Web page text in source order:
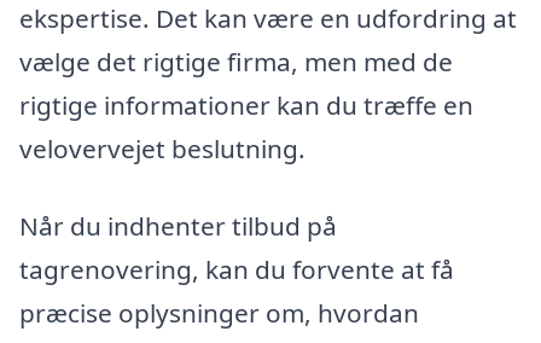
ekspertise. Det kan være en udfordring at
vælge det rigtige firma, men med de
rigtige informationer kan du træffe en
velovervejet beslutning.
Når du indhenter tilbud på
tagrenovering, kan du forvente at få
præcise oplysninger om, hvordan